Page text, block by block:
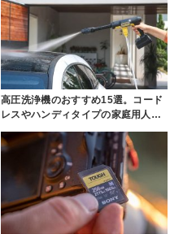
高圧洗浄機のおすすめ15選。コード
レスやハンディタイプの家庭用人…